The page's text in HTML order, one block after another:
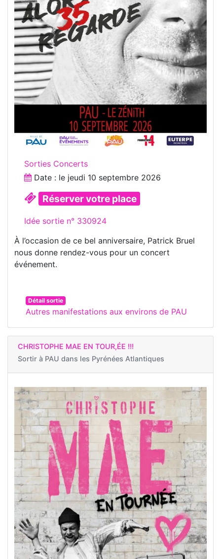
Sorties Concerts
Date : le jeudi 10 septembre 2026
Réserver votre place
Idée sortie n° 330924
À l’occasion de ce bel anniversaire, Patrick Bruel
nous donne rendez-vous pour un concert
événement.
Détail sortie
Autres manifestations aux environs de PAU
CHRISTOPHE MAE EN TOUR,ÉE !!!
Sortir à PAU dans les Pyrénées Atlantiques